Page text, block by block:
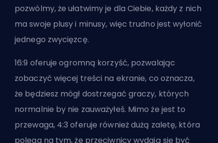
pozwólmy, że ułatwimy je dla Ciebie, każdy z nich
ma swoje plusy i minusy, więc trudno jest wyłonić
jednego zwycięzcę.
16:9 oferuje ogromną korzyść, pozwalając
zobaczyć więcej treści na ekranie, co oznacza,
że będziesz mógł dostrzegać graczy, których
normalnie by nie zauważyłeś. Mimo że jest to
przewaga, 4:3 oferuje również dużą zaletę, która
polega na tym, że przeciwnicy wydają się być